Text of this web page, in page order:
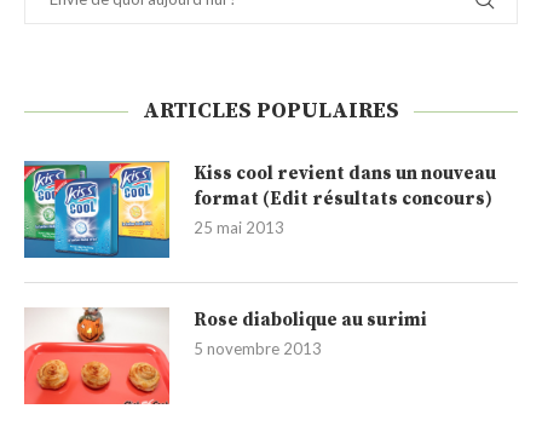
ARTICLES POPULAIRES
Kiss cool revient dans un nouveau
format (Edit résultats concours)
25 mai 2013
Rose diabolique au surimi
5 novembre 2013